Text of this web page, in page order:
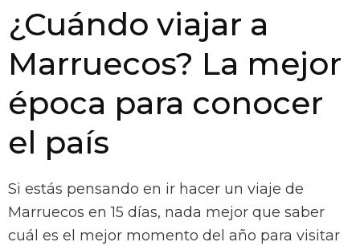
¿Cuándo viajar a
Marruecos? La mejor
época para conocer
el país
Si estás pensando en ir hacer un viaje de
Marruecos en 15 días, nada mejor que saber
cuál es el mejor momento del año para visitar